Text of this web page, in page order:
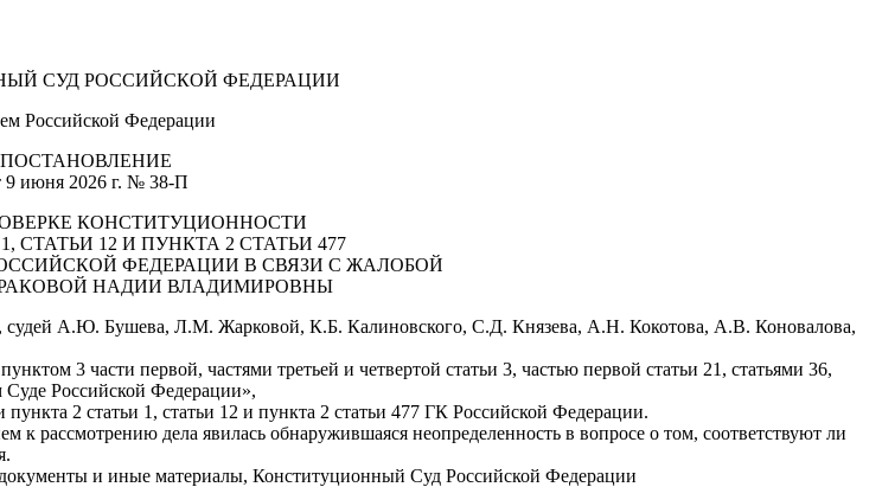
СУД РОССИЙСКОЙ ФЕДЕРАЦИИ
Российской Федерации
ПОСТАНОВЛЕНИЕ
9 июня 2026 г. № 38-П
КОНСТИТУЦИОННОСТИ
СТАТЬИ 12 И ПУНКТА 2 СТАТЬИ 477
ФЕДЕРАЦИИ В СВЯЗИ С ЖАЛОБОЙ
НАДИИ ВЛАДИМИРОВНЫ
судей А.Ю. Бушева, Л.М. Жарковой, К.Б. Калиновского, С.Д. Князева, А.Н. Кокотова, А.В. Коновалова,
3 части первой, частями третьей и четвертой статьи 3, частью первой статьи 21, статьями 36,
Российской Федерации»,
2 статьи 1, статьи 12 и пункта 2 статьи 477 ГК Российской Федерации.
рассмотрению дела явилась обнаружившаяся неопределенность в вопросе о том, соответствуют ли
и иные материалы, Конституционный Суд Российской Федерации